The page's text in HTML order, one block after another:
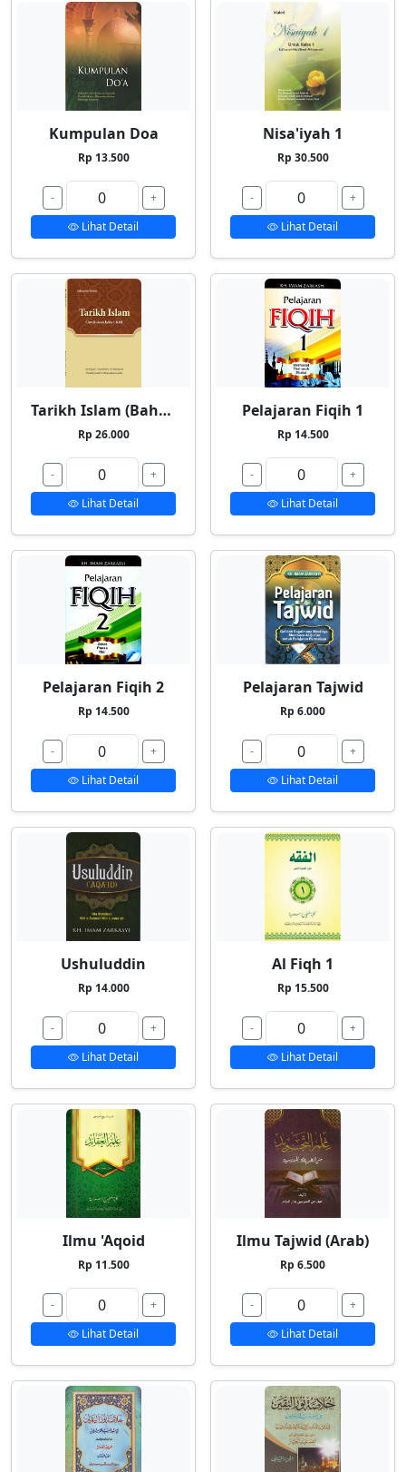
Kumpulan Doa
Rp 13.500
-
+
Lihat Detail
Nisa'iyah 1
Rp 30.500
-
+
Lihat Detail
Tarikh Islam (Bahasa Indonesia)
Rp 26.000
-
+
Lihat Detail
Pelajaran Fiqih 1
Rp 14.500
-
+
Lihat Detail
Pelajaran Fiqih 2
Rp 14.500
-
+
Lihat Detail
Pelajaran Tajwid
Rp 6.000
-
+
Lihat Detail
Ushuluddin
Rp 14.000
-
+
Lihat Detail
Al Fiqh 1
Rp 15.500
-
+
Lihat Detail
Ilmu 'Aqoid
Rp 11.500
-
+
Lihat Detail
Ilmu Tajwid (Arab)
Rp 6.500
-
+
Lihat Detail